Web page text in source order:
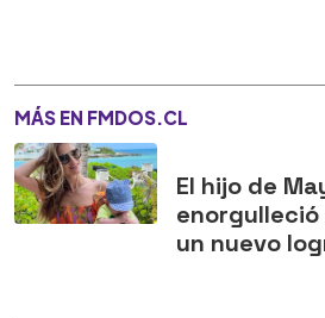
MÁS EN FMDOS.CL
El hijo de
enorgulleció
un nuevo